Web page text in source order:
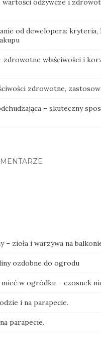
wartości odżywcze i
od dewelopera:
zdrowotne właściwości i
zdrowotne,
– skuteczny
– zioła i warzywa na
ozdobne do ogrodu
w ogródku – czosnek
i na parapecie.
parapecie.